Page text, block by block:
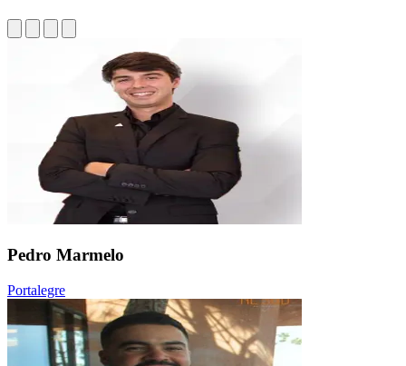
Pedro Marmelo
Portalegre